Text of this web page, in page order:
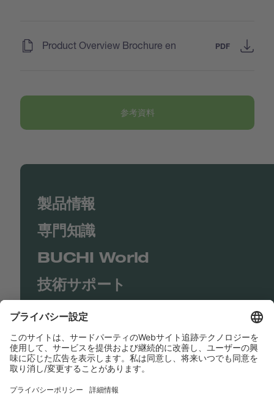
Product Overview Brochure en PDF
参考資料
製品情報
専門知識
BUCHI World
技術サポート
Shop
Contact us